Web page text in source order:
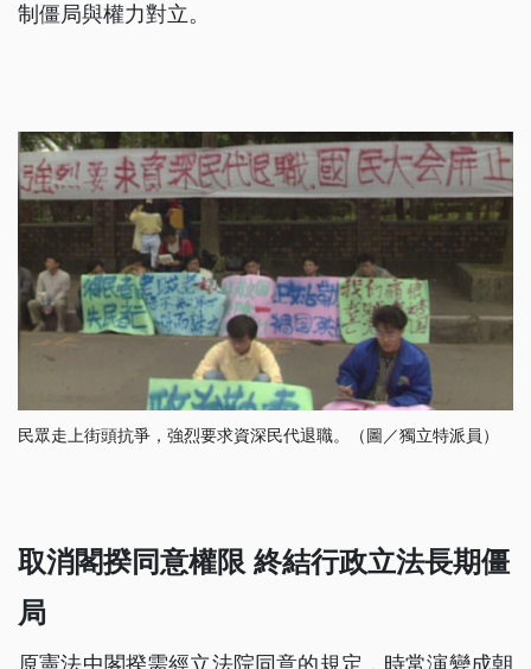
制僵局與權力對立。
民眾走上街頭抗爭，強烈要求資深民代退職。（圖／獨立特派員）
取消閣揆同意權限 終結行政立法長期僵
局
原憲法中閣揆需經立法院同意的規定，時常演變成朝